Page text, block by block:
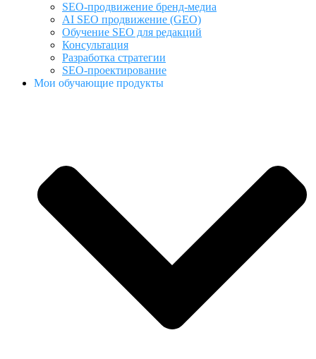
SEO-продвижение бренд-медиа
AI SEO продвижение (GEO)
Обучение SEO для редакций
Консультация
Разработка стратегии
SEO-проектирование
Мои обучающие продукты